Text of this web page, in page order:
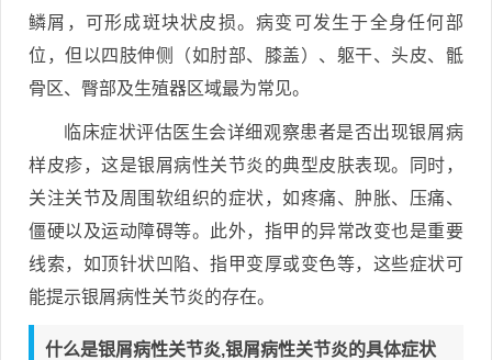
鳞屑，可形成斑块状皮损。病变可发生于全身任何部
位，但以四肢伸侧（如肘部、膝盖）、躯干、头皮、骶
骨区、臀部及生殖器区域最为常见。
临床症状评估医生会详细观察患者是否出现银屑病
样皮疹，这是银屑病性关节炎的典型皮肤表现。同时，
关注关节及周围软组织的症状，如疼痛、肿胀、压痛、
僵硬以及运动障碍等。此外，指甲的异常改变也是重要
线索，如顶针状凹陷、指甲变厚或变色等，这些症状可
能提示银屑病性关节炎的存在。
什么是银屑病性关节炎,银屑病性关节炎的具体症状